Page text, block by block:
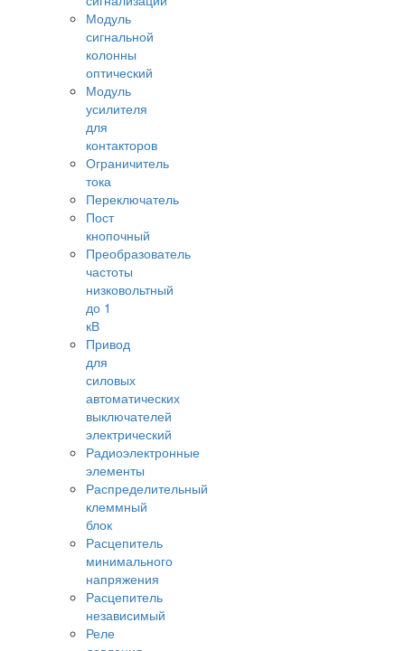
Модуль
сигнальной
колонны
оптический
Модуль
усилителя
для
контакторов
Ограничитель
тока
Переключатель
Пост
кнопочный
Преобразователь
частоты
низковольтный
до 1
кВ
Привод
для
силовых
автоматических
выключателей
электрический
Радиоэлектронные
элементы
Распределительный
клеммный
блок
Расцепитель
минимального
напряжения
Расцепитель
независимый
Реле